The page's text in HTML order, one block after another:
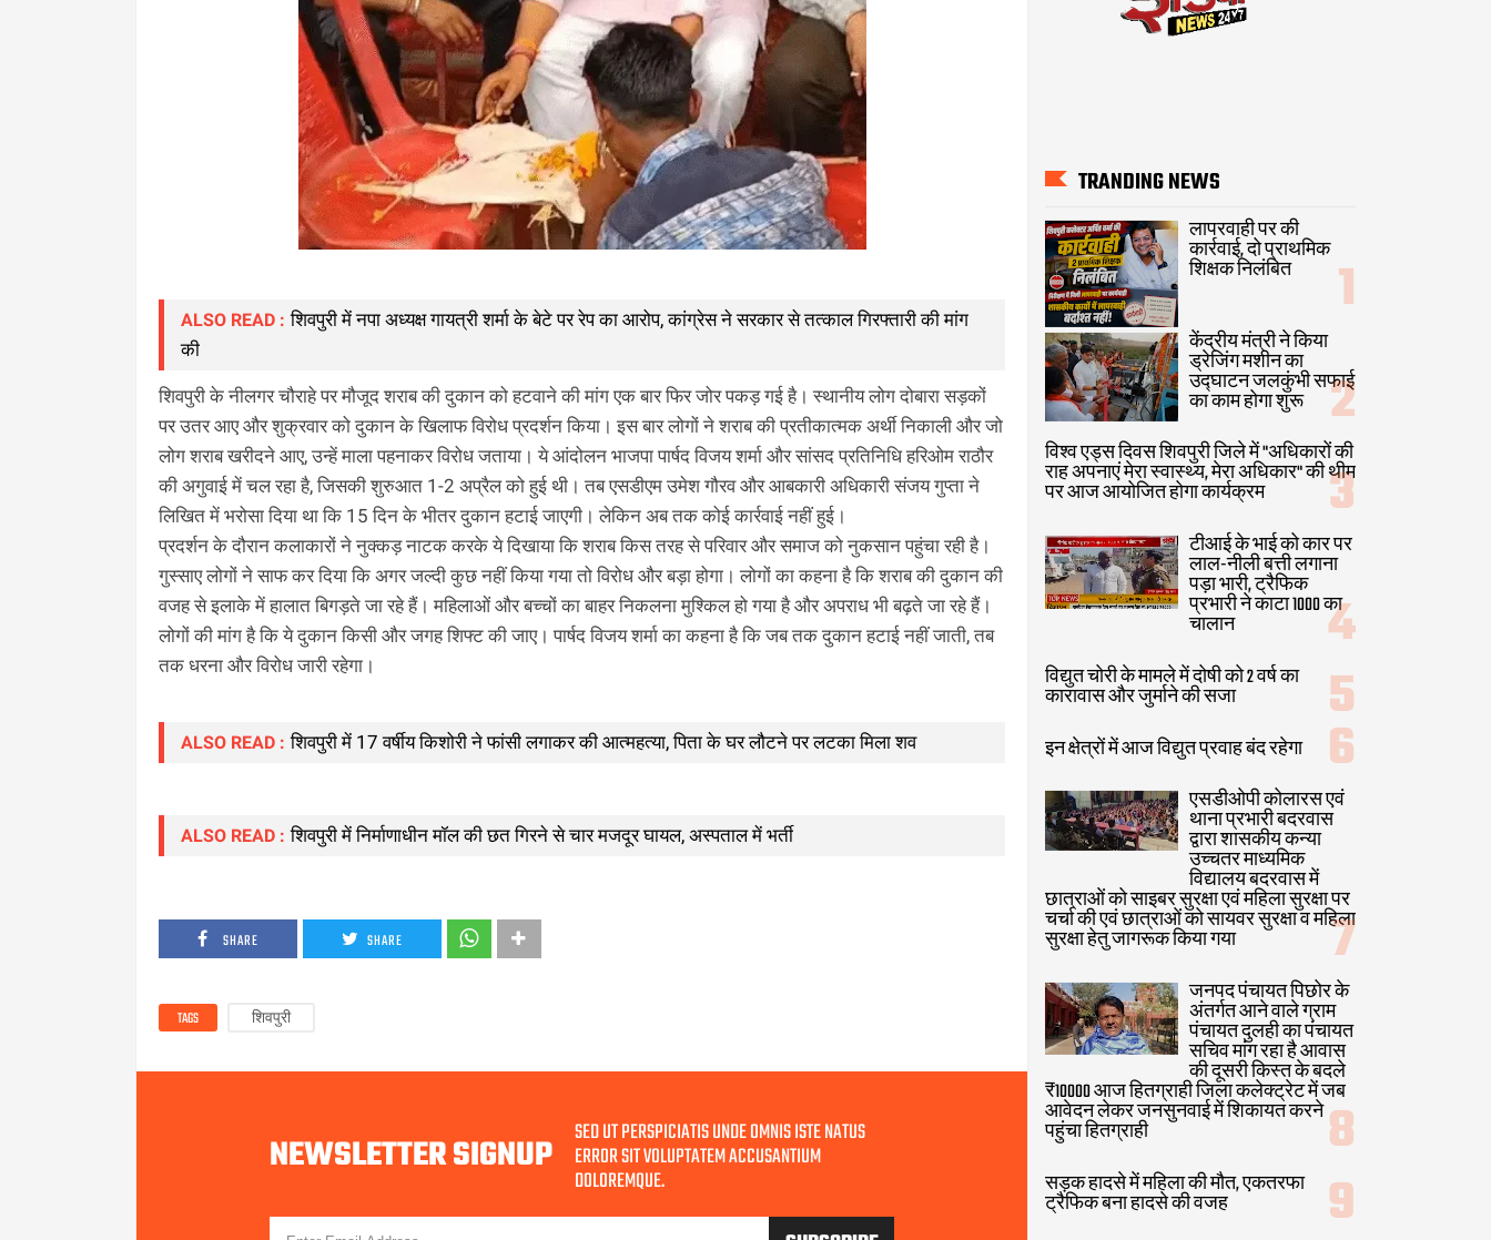
ALSO READ : शिवपुरी में नपा अध्यक्ष गायत्री शर्मा के बेटे पर रेप का आरोप, कांग्रेस ने सरकार से तत्काल गिरफ्तारी की मांग
की
शिवपुरी के नीलगर चौराहे पर मौजूद शराब की दुकान को हटवाने की मांग एक बार फिर जोर पकड़ गई है। स्थानीय लोग दोबारा सड़कों
पर उतर आए और शुक्रवार को दुकान के खिलाफ विरोध प्रदर्शन किया। इस बार लोगों ने शराब की प्रतीकात्मक अर्थी निकाली और जो
लोग शराब खरीदने आए, उन्हें माला पहनाकर विरोध जताया। ये आंदोलन भाजपा पार्षद विजय शर्मा और सांसद प्रतिनिधि हरिओम राठौर
की अगुवाई में चल रहा है, जिसकी शुरुआत 1-2 अप्रैल को हुई थी। तब एसडीएम उमेश गौरव और आबकारी अधिकारी संजय गुप्ता ने
लिखित में भरोसा दिया था कि 15 दिन के भीतर दुकान हटाई जाएगी। लेकिन अब तक कोई कार्रवाई नहीं हुई।
प्रदर्शन के दौरान कलाकारों ने नुक्कड़ नाटक करके ये दिखाया कि शराब किस तरह से परिवार और समाज को नुकसान पहुंचा रही है।
गुस्साए लोगों ने साफ कर दिया कि अगर जल्दी कुछ नहीं किया गया तो विरोध और बड़ा होगा। लोगों का कहना है कि शराब की दुकान की
वजह से इलाके में हालात बिगड़ते जा रहे हैं। महिलाओं और बच्चों का बाहर निकलना मुश्किल हो गया है और अपराध भी बढ़ते जा रहे हैं।
लोगों की मांग है कि ये दुकान किसी और जगह शिफ्ट की जाए। पार्षद विजय शर्मा का कहना है कि जब तक दुकान हटाई नहीं जाती, तब
तक धरना और विरोध जारी रहेगा।
ALSO READ : शिवपुरी में 17 वर्षीय किशोरी ने फांसी लगाकर की आत्महत्या, पिता के घर लौटने पर लटका मिला शव
ALSO READ : शिवपुरी में निर्माणाधीन मॉल की छत गिरने से चार मजदूर घायल, अस्पताल में भर्ती
SHARE SHARE
TAGS शिवपुरी
NEWSLETTER SIGNUP SED UT PERSPICIATIS UNDE OMNIS ISTE NATUS
ERROR SIT VOLUPTATEM ACCUSANTIUM
DOLOREMQUE.
TRANDING NEWS
लापरवाही पर की
कार्रवाई, दो प्राथमिक
शिक्षक निलंबित
केंद्रीय मंत्री ने किया
ड्रेजिंग मशीन का
उद्घाटन जलकुंभी सफाई
का काम होगा शुरू
विश्व एड्स दिवस शिवपुरी जिले में "अधिकारों की
राह अपनाएं मेरा स्वास्थ्य, मेरा अधिकार" की थीम
पर आज आयोजित होगा कार्यक्रम
टीआई के भाई को कार पर
लाल-नीली बत्ती लगाना
पड़ा भारी, ट्रैफिक
प्रभारी ने काटा 1000 का
चालान
विद्युत चोरी के मामले में दोषी को 2 वर्ष का
कारावास और जुर्माने की सजा
इन क्षेत्रों में आज विद्युत प्रवाह बंद रहेगा
एसडीओपी कोलारस एवं
थाना प्रभारी बदरवास
द्वारा शासकीय कन्या
उच्चतर माध्यमिक
विद्यालय बदरवास में
छात्राओं को साइबर सुरक्षा एवं महिला सुरक्षा पर
चर्चा की एवं छात्राओं को सायवर सुरक्षा व महिला
सुरक्षा हेतु जागरूक किया गया
जनपद पंचायत पिछोर के
अंतर्गत आने वाले ग्राम
पंचायत दुलही का पंचायत
सचिव मांग रहा है आवास
की दूसरी किस्त के बदले
₹10000 आज हितग्राही जिला कलेक्ट्रेट में जब
आवेदन लेकर जनसुनवाई में शिकायत करने
पहुंचा हितग्राही
सड़क हादसे में महिला की मौत, एकतरफा
ट्रैफिक बना हादसे की वजह